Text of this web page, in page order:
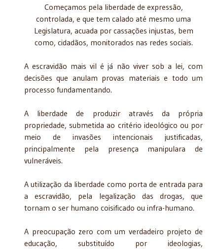
Começamos pela liberdade de expressão,
controlada, e que tem calado até mesmo uma
Legislatura, acuada por cassações injustas, bem
como, cidadãos, monitorados nas redes sociais.
A escravidão mais vil é já não viver sob a lei, com
decisões que anulam provas materiais e todo um
processo fundamentando.
A liberdade de produzir através da própria
propriedade, submetida ao critério ideológico ou por
meio de invasões intencionais justificadas,
principalmente pela presença manipulara de
vulneráveis.
A utilização da liberdade como porta de entrada para
a escravidão, pela legalização das drogas, que
tornam o ser humano coisificado ou infra-humano.
A preocupação zero com um verdadeiro projeto de
educação, substituído por ideologias,